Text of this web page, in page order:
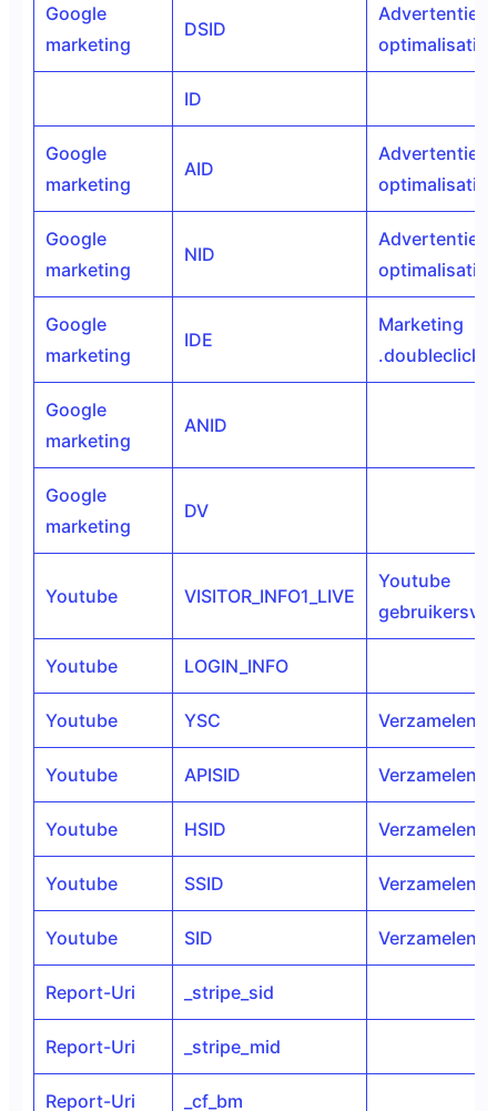
Google
marketing
DSID
Advertentie
optimalisatie
ID
Google
marketing
AID
Advertentie
optimalisatie
Google
marketing
NID
Advertentie
optimalisatie
Google
marketing
IDE
Marketing
Google
marketing
ANID
Google
marketing
DV
Youtube VISITOR_INFO1_LIVE
Youtube
Youtube LOGIN_INFO
Youtube YSC Verzamelen
Youtube APISID Verzamelen
Youtube HSID Verzamelen
Youtube SSID Verzamelen
Youtube SID Verzamelen
Report-Uri _stripe_sid
Report-Uri _stripe_mid
Report-Uri _cf_bm